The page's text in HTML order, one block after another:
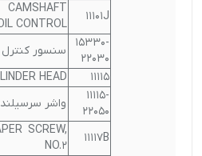
11101J
CONTROL
15330-
22030
سنسور
11115
HEAD
11115-
22050
واشر
11117B
SCREW,
NO.2